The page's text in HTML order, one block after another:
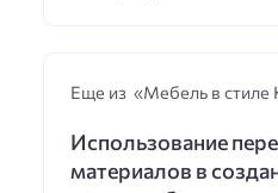
Еще из «Мебель в стиле
Использование
материалов в